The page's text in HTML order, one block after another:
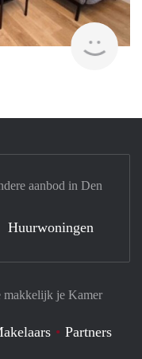
makkelijk je Kamer
Partners
aanbod in Den
Huurwoningen